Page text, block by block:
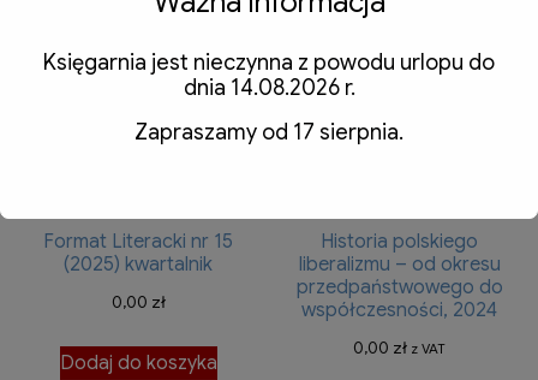
Format Literacki nr 15
(2025) kwartalnik
0,00 zł
Dodaj do koszyka
Historia polskiego
liberalizmu – od okresu
przedpaństwowego do
współczesności, 2024
0,00 zł z VAT
Księgarnia jest nieczynna z powodu urlopu do
dnia 14.08.2026 r.
Zapraszamy od 17 sierpnia.